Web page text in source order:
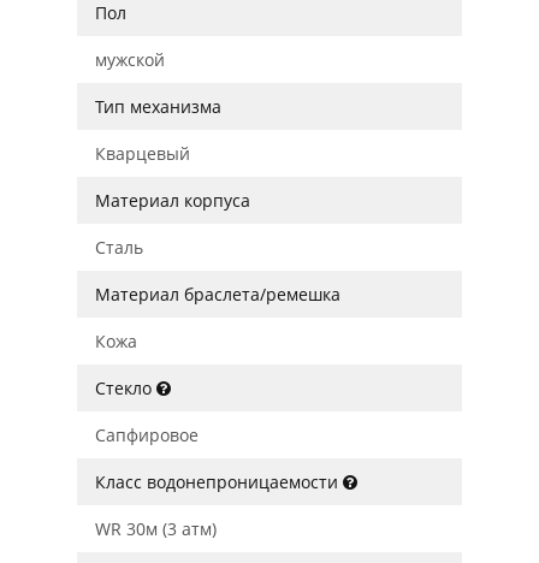
Пол
мужской
Тип механизма
Кварцевый
Материал корпуса
Сталь
Материал браслета/ремешка
Кожа
Стекло
Сапфировое
Класс водонепроницаемости
WR 30м (3 атм)